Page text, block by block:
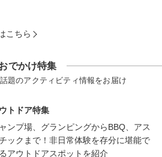
こちら
でかけ特集
題のアクティビティ情報をお届け
トドア特集
ンプ場、グランピングからBBQ、アス
ックまで！非日常体験を存分に堪能で
アウトドアスポットを紹介